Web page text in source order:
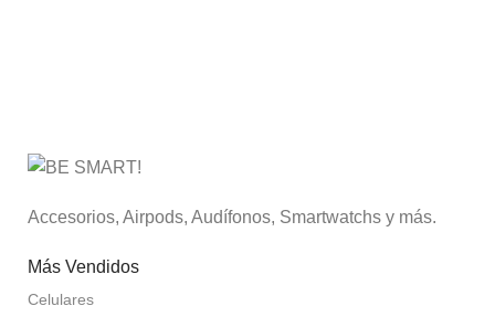
Accesorios, Airpods, Audífonos, Smartwatchs y más.
Más Vendidos
Celulares